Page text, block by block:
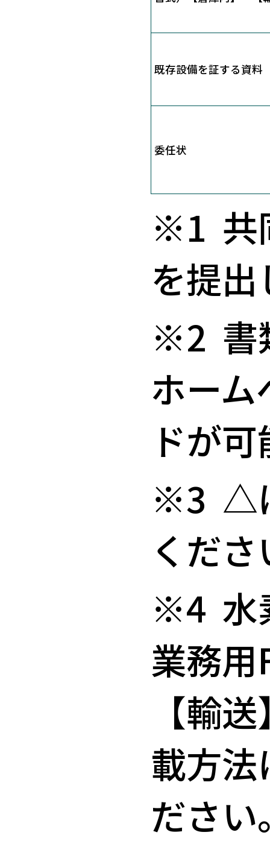
既存設備を証する資料
委任状
※1 共
を提
※2 書
ホー
ドが
※3 △
くだ
※4 水
業務用
【輸
載方
ださい